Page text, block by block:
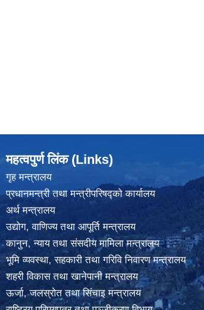
महत्वपुर्ण लिंक (Links)
गृह मन्त्रालय
प्रधानमन्त्री तथा मन्त्रीपरिषद्को कार्यालय
अर्थ मन्त्रालय
उद्योग, वाणिज्य तथा आपूर्ति मन्त्रालय
कानुन, न्याय तथा संसदीय मामिला मन्त्रालय
भूमि व्यवस्था, सहकारी तथा गरिवि निवारण मन्त्रालय
शहरी विकास तथा खानेपानी मन्त्रालय
ऊर्जा, जलस्रोत तथा सिंचाइ मन्त्रालय